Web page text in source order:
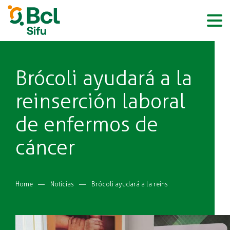
Pasar
contenido
principal
BCL
Sobrescribir
de
Home Noticias Brócoli ayudará a la reinserción laboral de enfermos de cáncer
Brócoli ayudará a la
reinserción laboral
de enfermos de
cáncer